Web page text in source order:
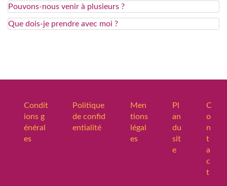
Pouvons-nous venir à plusieurs ?
Que dois-je prendre avec moi ?
Condit
ions g
énéral
es
Politique
de confid
entialité
Men
tions
légal
es
Pl
an
du
sit
e
C
o
n
t
a
c
t